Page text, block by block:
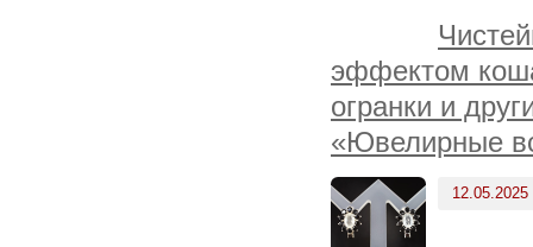
эффектом
огранки и
«Ювелирные
12.05.2025